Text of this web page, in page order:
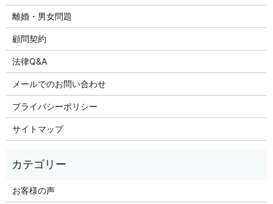
離婚・男女問題
顧問契約
法律Q&A
メールでのお問い合わせ
プライバシーポリシー
サイトマップ
お客様の声